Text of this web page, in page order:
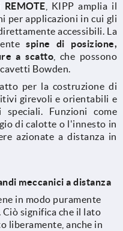
REMOTE , KIPP amplia il
per applicazioni in cui gli
accessibili. La
spine di posizione,
a scatto , che possono
Bowden.
per la costruzione di
girevoli e orientabili e
Funzioni come
di calotte o l'innesto in
azionate a distanza in
meccanici a distanza
in modo puramente
significa che il lato
liberamente, anche in